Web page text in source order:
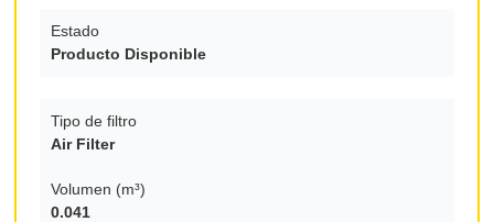
Estado
Producto Disponible
Tipo de filtro
Air Filter
Volumen (m³)
0.041